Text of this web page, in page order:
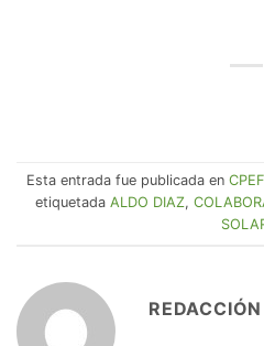
Esta entrada fue publicada en CPEF
etiquetada ALDO DIAZ,